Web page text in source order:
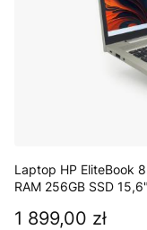
Laptop HP EliteBook
RAM 256GB SSD
Cena
1 899,00 zł